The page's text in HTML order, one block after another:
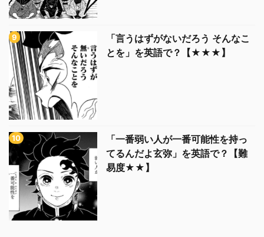
「言うはずがないだろう そんなこ
とを」を英語で？【★★★】
「一番弱い人が一番可能性を持っ
てるんだよ玄弥」を英語で？【難
易度★★】